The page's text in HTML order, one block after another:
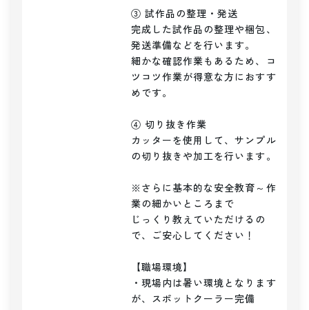
③ 試作品の整理・発送
完成した試作品の整理や梱包、
発送準備などを行います。
細かな確認作業もあるため、コ
ツコツ作業が得意な方におすす
めです。
④ 切り抜き作業
カッターを使用して、サンプル
の切り抜きや加工を行います。
※さらに基本的な安全教育～作
業の細かいところまで
じっくり教えていただけるの
で、ご安心してください！
【職場環境】
・現場内は暑い環境となります
が、スポットクーラー完備